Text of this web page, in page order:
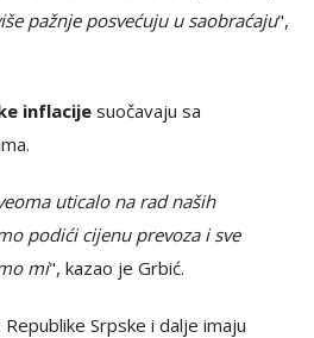
pažnje posvećuju u saobraćaju",
inflacijesuočavaju sa
uticalo na rad naših
podići cijenu prevoza i sve
mi", kazao je Grbić.
Srpske i dalje imaju